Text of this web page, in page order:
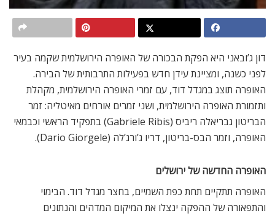
דון ג’ובאני היא הפקת הבכורה של האופרה הירושלמית שקמה בעיר
לפני כשנה, ומציינת עידן חדש בפעילות התרבותית של הבירה.
האופרה תוצג במגדל דוד, עם זמרי האופרה הירושלמית, מקהלת
ותזמורת האופרה הירושלמית, ושני זמרים אורחים מאיטליה: זמר
הבריטון גבריאלה ריביס (Gabriele Ribis) בתפקיד הראשי וכבמאי
האופרה, וזמר הבס-בריטון, דריו ג’ורג’לה (Dario Giorgele).
האופרה החדשה של ירושלים
האופרה תתקיים תחת כפת השמיים, בחצר מגדל דוד. הבימוי
והתפאורה של ההפקה ינצלו את המיקום המדהים והנתונים